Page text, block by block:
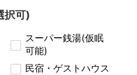
択可)
スーパー銭湯(仮眠
可能)
民宿・ゲストハウス